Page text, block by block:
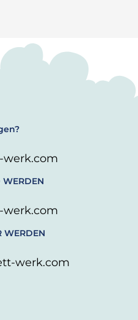
werk.com
WERDEN
werk.com
WERDEN
werk.com